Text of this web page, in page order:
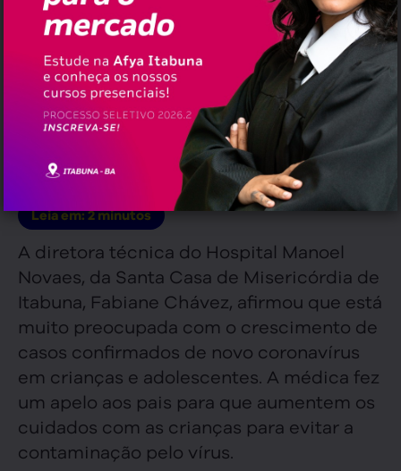
Fabiane Chávez é diretora técnica do Hospital
Manoel Novaes de Itabuna
Redação em25/fev/2021 , às 06:15 am
Leia em:2minutos
A diretora técnica do Hospital Manoel
Novaes, da Santa Casa de Misericórdia de
Itabuna, Fabiane Chávez, afirmou que está
muito preocupada com o crescimento de
casos confirmados de novo coronavírus
em crianças e adolescentes. A médica fez
um apelo aos pais para que aumentem os
cuidados com as crianças para evitar a
contaminação pelo vírus.